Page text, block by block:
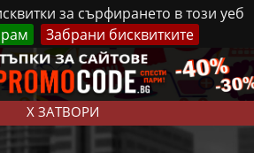
за сърфирането в този уеб
Забрани бисквитките
X ЗАТВОРИ
2026 Реклама Контакти